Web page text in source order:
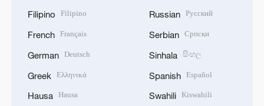
Filipino Filipino
French Français
German Deutsch
Greek Ελληνικά
Hausa Hausa
Russian Русский
Serbian Српски
Sinhala සිංහල
Spanish Español
Swahili Kiswahili